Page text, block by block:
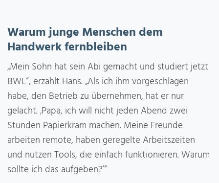
Warum junge Menschen dem
Handwerk fernbleiben
„Mein Sohn hat sein Abi gemacht und studiert jetzt
BWL“, erzählt Hans. „Als ich ihm vorgeschlagen
habe, den Betrieb zu übernehmen, hat er nur
gelacht. ‚Papa, ich will nicht jeden Abend zwei
Stunden Papierkram machen. Meine Freunde
arbeiten remote, haben geregelte Arbeitszeiten
und nutzen Tools, die einfach funktionieren. Warum
sollte ich das aufgeben?’“